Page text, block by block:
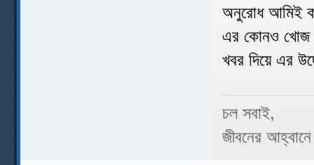
অনুরোধ আমিই
এর কোনও খোজ
খবর দিয়ে এর
চল সবাই,
জীবনের